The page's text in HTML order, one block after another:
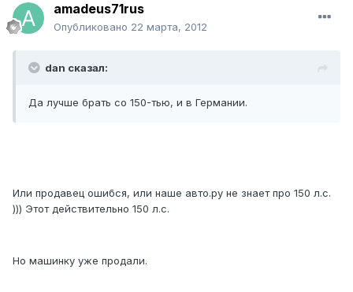
amadeus71rus
Опубликовано 22 марта, 2012
dan сказал:
Да лучше брать со 150-тью, и в Германии.
Или продавец ошибся, или наше авто.ру не знает про 150 л.с.
))) Этот действительно 150 л.с.
Но машинку уже продали.